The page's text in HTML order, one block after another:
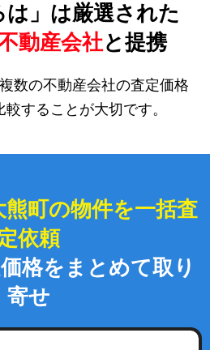
は」は厳選された
動産会社と提携
数の不動産会社の査定価格
することが大切です。
町の物件を一括査
依頼
格をまとめて取り
寄せ